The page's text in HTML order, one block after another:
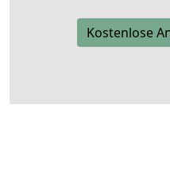
Kostenlose